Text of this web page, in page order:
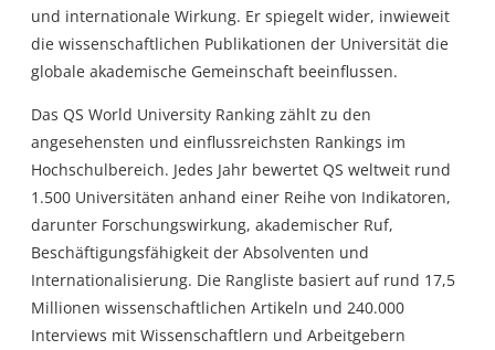
und internationale Wirkung. Er spiegelt wider, inwieweit
die wissenschaftlichen Publikationen der Universität die
globale akademische Gemeinschaft beeinflussen.
Das QS World University Ranking zählt zu den
angesehensten und einflussreichsten Rankings im
Hochschulbereich. Jedes Jahr bewertet QS weltweit rund
1.500 Universitäten anhand einer Reihe von Indikatoren,
darunter Forschungswirkung, akademischer Ruf,
Beschäftigungsfähigkeit der Absolventen und
Internationalisierung. Die Rangliste basiert auf rund 17,5
Millionen wissenschaftlichen Artikeln und 240.000
Interviews mit Wissenschaftlern und Arbeitgebern